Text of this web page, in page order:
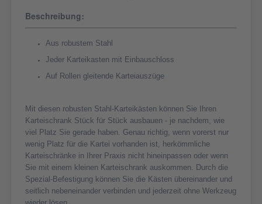
Beschreibung:
Aus robustem Stahl
Jeder Karteikasten mit Einbauschloss
Auf Rollen gleitende Karteiauszüge
Mit diesen robusten Stahl-Karteikästen können Sie Ihren
Karteischrank Stück für Stück ausbauen -­ je nachdem, wie
viel Platz Sie gerade haben. Genau richtig, wenn vorerst nur
wenig Platz für die Kartei vorhanden ist, herkömmliche
Karteischränke in Ihrer Praxis nicht hineinpassen oder wenn
Sie mit einem kleinen Karteischrank auskommen. Durch die
Spezial-Befestigung können Sie die Kästen übereinander und
seitlich nebeneinander verbinden und jederzeit ohne Werkzeug